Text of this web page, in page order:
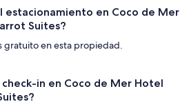
estacionamiento en Coco de Mer
Suites?
gratuito en esta propiedad.
in en Coco de Mer Hotel